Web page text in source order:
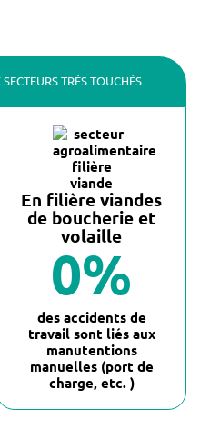
TRÈS TOUCHÉS
En filière viandes
de boucherie et
volaille
0%
des accidents de
travail sont liés aux
manutentions
manuelles (port de
charge, etc. )